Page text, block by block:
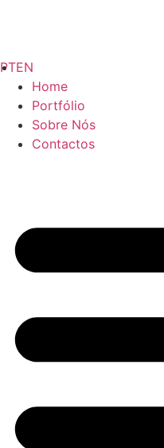
PTEN
Home
Portfólio
Sobre Nós
Contactos